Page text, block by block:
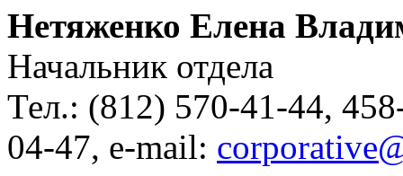
Нетяженко Елена
Начальник отдела
Тел.: (812) 570-41-44,
04-47, e-mail: